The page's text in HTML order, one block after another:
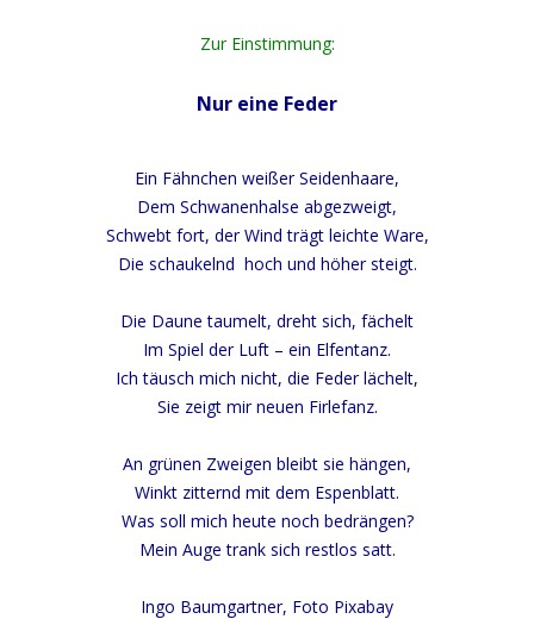
Zur Einstimmung:
Nur eine Feder
Ein Fähnchen weißer Seidenhaare,
Dem Schwanenhalse abgezweigt,
Schwebt fort, der Wind trägt leichte Ware,
Die schaukelnd hoch und höher steigt.
Die Daune taumelt, dreht sich, fächelt
Im Spiel der Luft – ein Elfentanz.
Ich täusch mich nicht, die Feder lächelt,
Sie zeigt mir neuen Firlefanz.
An grünen Zweigen bleibt sie hängen,
Winkt zitternd mit dem Espenblatt.
Was soll mich heute noch bedrängen?
Mein Auge trank sich restlos satt.
Ingo Baumgartner, Foto Pixabay